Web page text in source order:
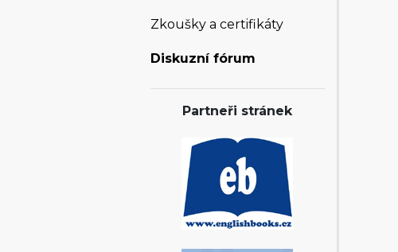
Zkoušky a certifikáty
Diskuzní fórum
Partneři stránek